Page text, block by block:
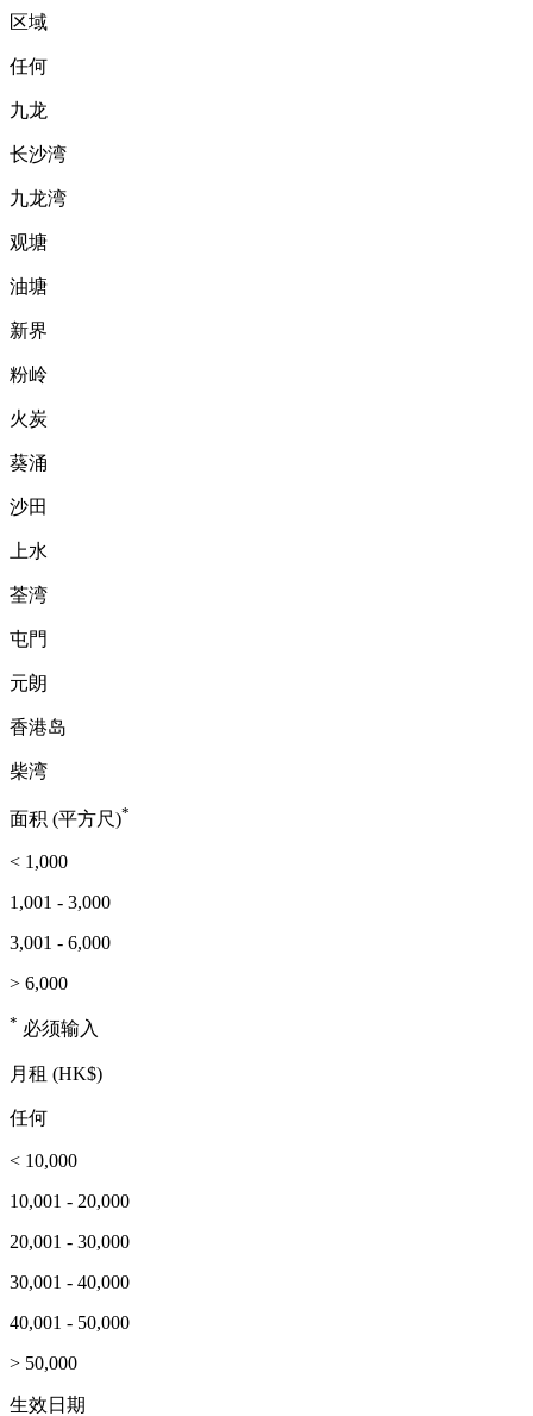
区域
任何
九龙
长沙湾
九龙湾
观塘
油塘
新界
粉岭
火炭
葵涌
沙田
上水
荃湾
屯門
元朗
香港岛
柴湾
面积 (平方尺)*
< 1,000
1,001 - 3,000
3,001 - 6,000
> 6,000
* 必须输入
月租 (HK$)
任何
< 10,000
10,001 - 20,000
20,001 - 30,000
30,001 - 40,000
40,001 - 50,000
> 50,000
生效日期